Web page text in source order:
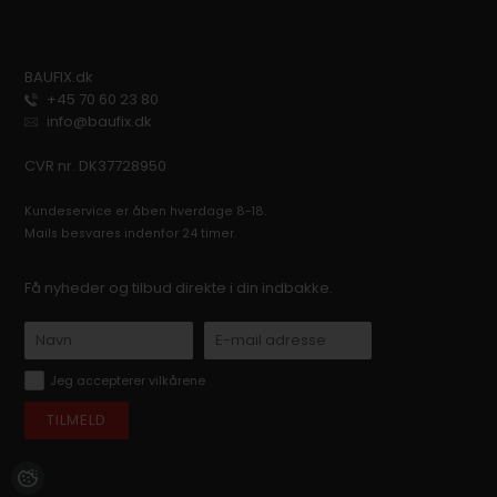
BAUFIX.dk
+45 70 60 23 80
info@baufix.dk
CVR nr. DK37728950
Kundeservice er åben hverdage 8-18.
Mails besvares indenfor 24 timer.
Få nyheder og tilbud direkte i din indbakke.
Jeg accepterer vilkårene